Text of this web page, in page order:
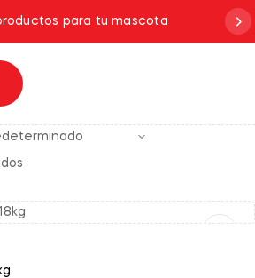
para tu mascota